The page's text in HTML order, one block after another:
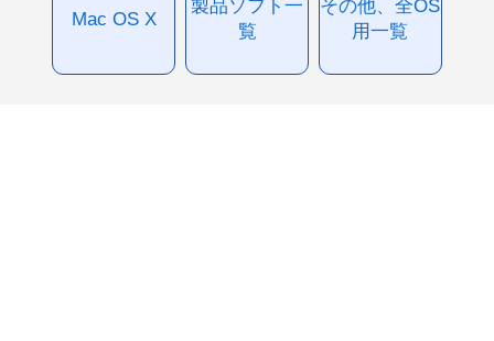
Mac OS X
製品ソフト一
覧
その他、全OS
用一覧